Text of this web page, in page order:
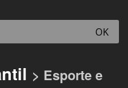
OK
> Esporte e